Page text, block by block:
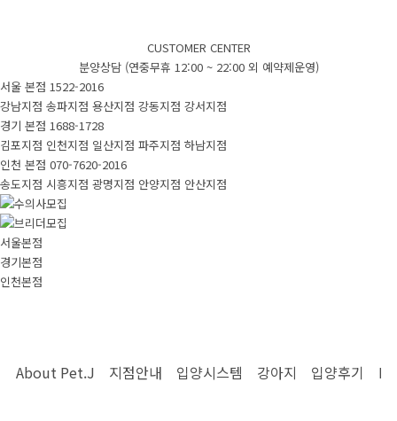
CUSTOMER CENTER
분양상담 (연중무휴 12:00 ~ 22:00 외 예약제운영)
서울 본점 1522-2016
강남지점 송파지점 용산지점 강동지점 강서지점
경기 본점 1688-1728
김포지점 인천지점 일산지점 파주지점 하남지점
인천 본점 070-7620-2016
송도지점 시흥지점 광명지점 안양지점 안산지점
서울본점
경기본점
인천본점
입양시스템 안심배송 제휴업체
강아지
새로운입양견
실제고객후기
About Pet.J 지점안내 입양시스템 강아지 입양후기